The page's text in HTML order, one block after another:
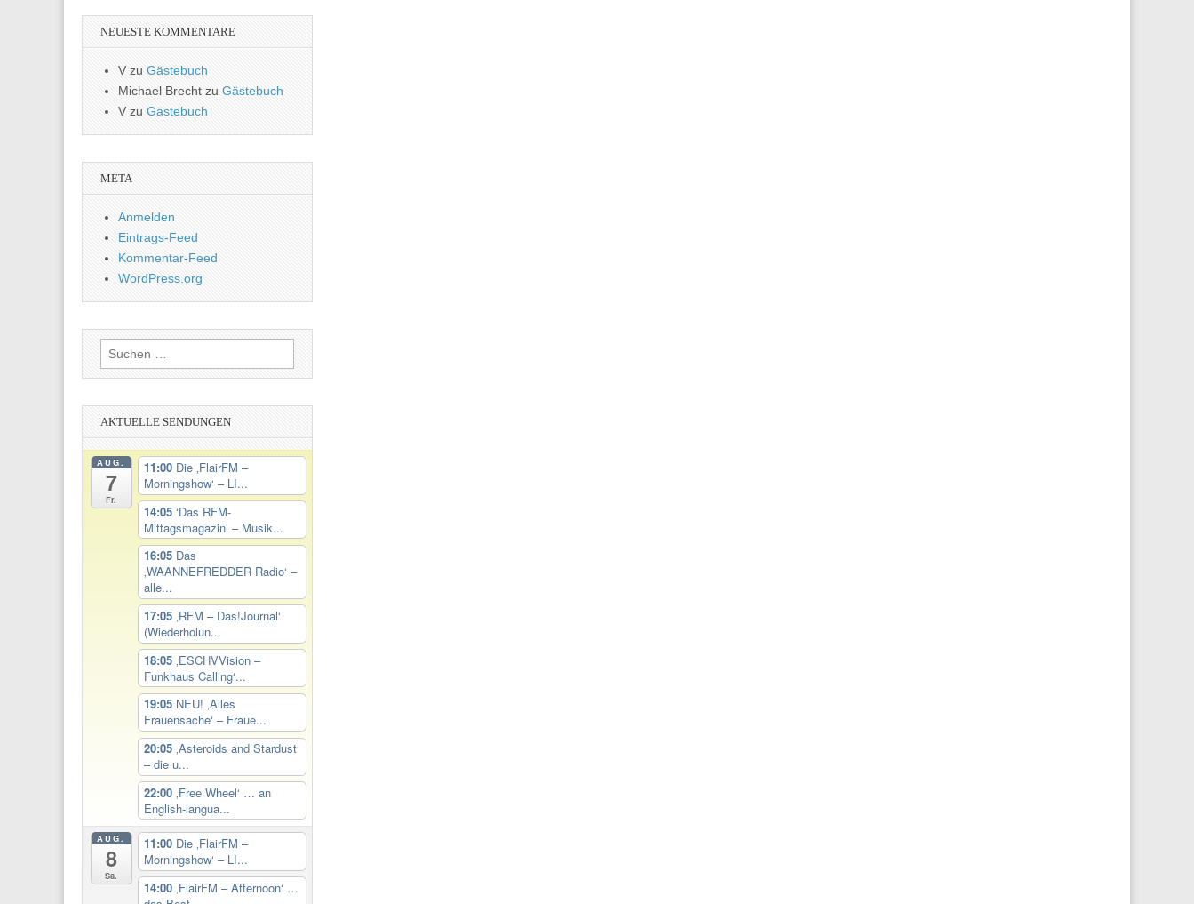
NEUESTE KOMMENTARE
V zu Gästebuch
Michael Brecht zu Gästebuch
Vzu Gästebuch
META
Anmelden
Eintrags-Feed
Kommentar-Feed
WordPress.org
Suchen
nach:
AKTUELLE SENDUNGEN
AUG.
7
Fr.
11:00 Die ‚FlairFM –
Morningshow‘ – LI...
14:05 ‘Das RFM-
Mittagsmagazin’ – Musik...
16:05 Das
‚WAANNEFREDDER Radio‘ –
alle...
17:05 ‚RFM – Das!Journal‘
(Wiederholun...
18:05 ‚ESCHVVision –
Funkhaus Calling‘...
19:05 NEU! ‚Alles
Frauensache‘ – Fraue...
20:05 ‚Asteroids and Stardust‘
– die u...
22:00 ‚Free Wheel‘ … an
English-langua...
AUG.
8
Sa.
11:00 Die ‚FlairFM –
Morningshow‘ – LI...
14:00 ‚FlairFM – Afternoon‘ …